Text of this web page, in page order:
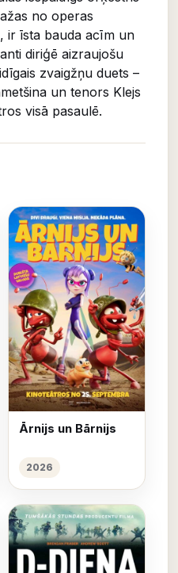
no operas
ir īsta bauda acīm un
diriģē aizraujošu
zvaigžņu duets –
un tenors Klejs
visā pasaulē.
Ārnijs un Bārnijs
2026